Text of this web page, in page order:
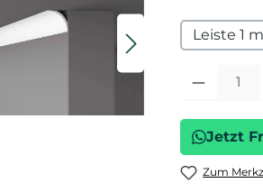
Leiste 1 m
Produkt
Jetzt
Zum